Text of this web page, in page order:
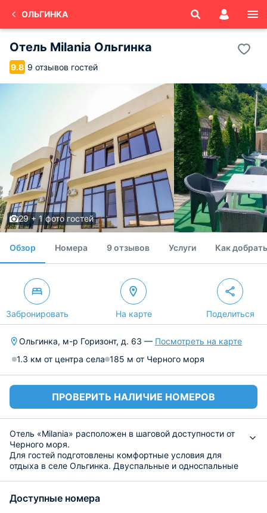
ОЛЬГИНКА
Отель Milania Ольгинка
9.8 9 отзывов гостей
29 + 1 фото гостей
Обзор Номера 9 отзывов Услуги Как
Забронировать На карте Поделиться
Ольгинка, м-р Горизонт, д. 63 — Посмотреть на карте
1.3 км от центра села 185 м от Черного моря
ПРОВЕРИТЬ НАЛИЧИЕ НОМЕРОВ
Отель «Milania» расположен в шаговой доступности от
Черного моря.
Для гостей подготовлены комфортные условия для
отдыха в селе Ольгинка. Двуспальные и односпальные
уютного проживания. В ванной — полноценный санузел,
Доступные номера